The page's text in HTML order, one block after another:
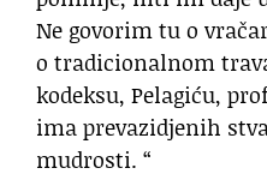
Ne govorim tu o
o tradicionalnom
kodeksu, Pelagiću,
ima prevazidjenih
mudrosti. “